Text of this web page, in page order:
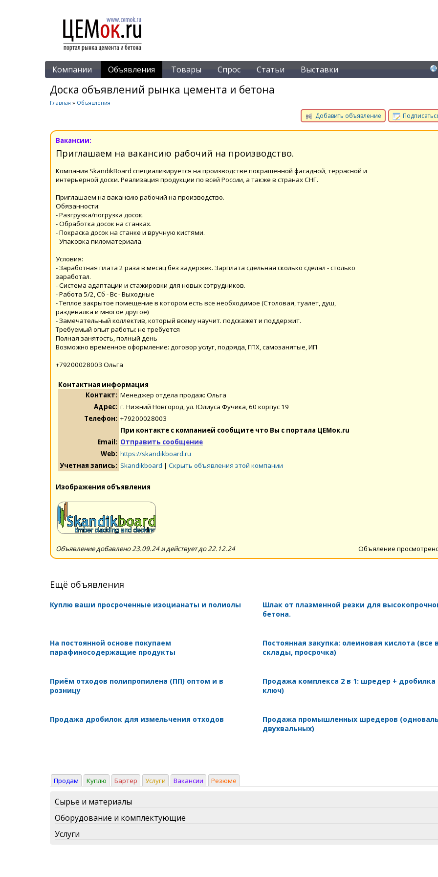
Компании Объявления Товары Спрос Статьи Выставки
Доска объявлений рынка цемента и бетона
Главная » Объявления
Добавить объявление
Вакансии:
Приглашаем на вакансию рабочий на производство.
Компания SkandikBoard специализируется на производстве покрашенной фасадной, террасной и
интерьерной доски. Реализация продукции по всей России, а также в странах СНГ.
Приглашаем на вакансию рабочий на производство.
Обязанности:
- Разгрузка/погрузка досок.
- Обработка досок на станках.
- Покраска досок на станке и вручную кистями.
- Упаковка пиломатериала.
Условия:
- Заработная плата 2 раза в месяц без задержек. Зарплата сдельная сколько сделал - столько
заработал.
- Система адаптации и стажировки для новых сотрудников.
- Работа 5/2, Сб - Вс - Выходные
- Теплое закрытое помещение в котором есть все необходимое (Столовая, туалет, душ,
раздевалка и многое другое)
- Замечательный коллектив, который всему научит. подскажет и поддержит.
Требуемый опыт работы: не требуется
Полная занятость, полный день
Возможно временное оформление: договор услуг, подряда, ГПХ, самозанятые, ИП
+79200028003 Ольга
Контактная информация
Контакт: Менеджер отдела продаж: Ольга
Адрес: г. Нижний Новгород, ул. Юлиуса Фучика, 60 корпус 19
Телефон: +79200028003
При контакте с компанией сообщите что Вы с портала ЦЕМок.ru
Email: Отправить сообщение
Web: https://skandikboard.ru
Учетная запись: Skandikboard | Скрыть объявления этой компании
Изображения объявления
Объяление
Объявление добавлено 23.09.24 и действует до 22.12.24
Ещё объявления
Куплю ваши просроченные изоцианаты и полиолы
Шлак от плазменной резки для
бетона.
На постоянной основе покупаем
парафиносодержащие продукты
Постоянная закупка: олеиновая кислота (все
склады, просрочка)
Приём отходов полипропилена (ПП) оптом и в
розницу
Продажа комплекса 2 в 1: шредер + дробилка
ключ)
Продажа дробилок для измельчения отходов
Продажа промышленных шредеров
двухвальных)
Продам Куплю Бартер Услуги Вакансии Резюме
Сырье и материалы
Оборудование и комплектующие
Услуги